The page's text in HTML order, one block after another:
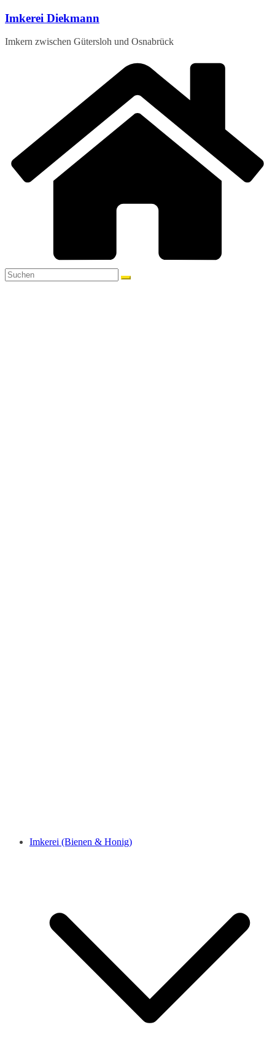
Zum
springen
Imkerei Diekmann
Imkern zwischen Gütersloh und Osnabrück
Imkerei (Bienen & Honig)